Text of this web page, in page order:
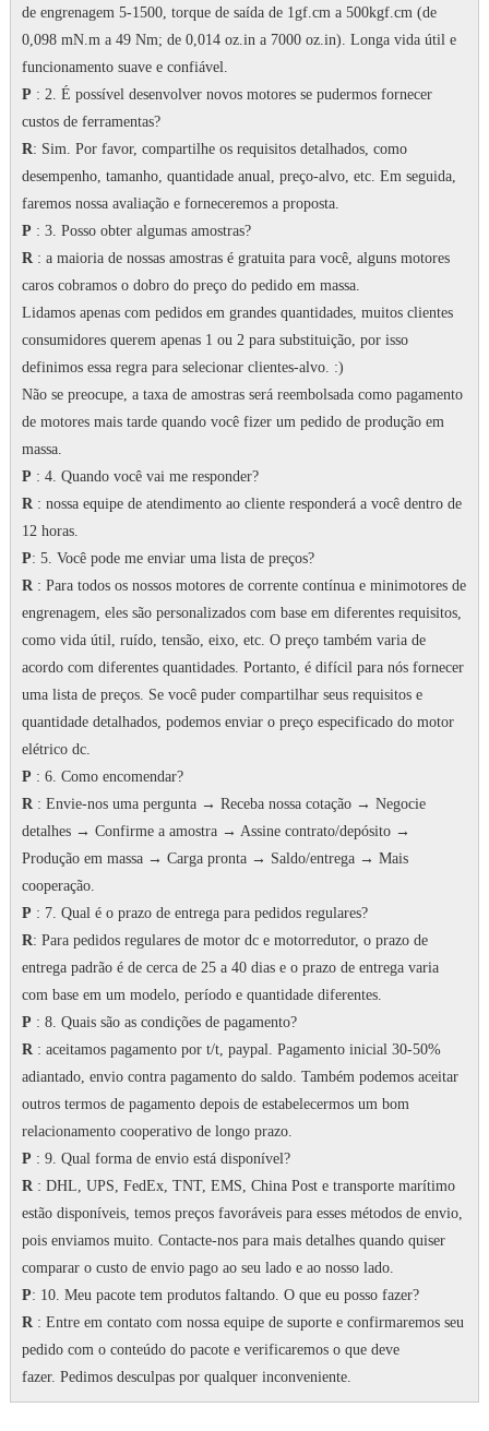
de engrenagem 5-1500, torque de saída de 1gf.cm a 500kgf.cm (de
0,098 mN.m a 49 Nm; de 0,014 oz.in a 7000 oz.in). Longa vida útil e
funcionamento suave e confiável.
P : 2. É possível desenvolver novos motores se pudermos fornecer
custos de ferramentas?
R: Sim. Por favor, compartilhe os requisitos detalhados, como
desempenho, tamanho, quantidade anual, preço-alvo, etc. Em seguida,
faremos nossa avaliação e forneceremos a proposta.
P : 3. Posso obter algumas amostras?
R: a maioria de nossas amostras é gratuita para você, alguns motores
caros cobramos o dobro do preço do pedido em massa.
Lidamos apenas com pedidos em grandes quantidades, muitos clientes
consumidores querem apenas 1 ou 2 para substituição, por isso
definimos essa regra para selecionar clientes-alvo. :)
Não se preocupe, a taxa de amostras será reembolsada como pagamento
de motores mais tarde quando você fizer um pedido de produção em
massa.
P : 4. Quando você vai me responder?
R: nossa equipe de atendimento ao cliente responderá a você dentro de
12 horas.
P: 5. Você pode me enviar uma lista de preços?
R: Para todos os nossos motores de corrente contínua e minimotores de
engrenagem, eles são personalizados com base em diferentes requisitos,
como vida útil, ruído, tensão, eixo, etc. O preço também varia de
acordo com diferentes quantidades. Portanto, é difícil para nós fornecer
uma lista de preços. Se você puder compartilhar seus requisitos e
quantidade detalhados, podemos enviar o preço especificado do motor
elétrico dc.
P : 6. Como encomendar?
R: Envie-nos uma pergunta → Receba nossa cotação → Negocie
detalhes → Confirme a amostra → Assine contrato/depósito →
Produção em massa → Carga pronta → Saldo/entrega → Mais
cooperação.
P : 7. Qual é o prazo de entrega para pedidos regulares?
R: Para pedidos regulares de motor dc e motorredutor, o prazo de
entrega padrão é de cerca de 25 a 40 dias e o prazo de entrega varia
com base em um modelo, período e quantidade diferentes.
P : 8. Quais são as condições de pagamento?
R: aceitamos pagamento por t/t, paypal. Pagamento inicial 30-50%
adiantado, envio contra pagamento do saldo. Também podemos aceitar
outros termos de pagamento depois de estabelecermos um bom
relacionamento cooperativo de longo prazo.
P : 9. Qual forma de envio está disponível?
R: DHL, UPS, FedEx, TNT, EMS, China Post e transporte marítimo
estão disponíveis, temos preços favoráveis para esses métodos de envio,
pois enviamos muito. Contacte-nos para mais detalhes quando quiser
comparar o custo de envio pago ao seu lado e ao nosso lado.
P: 10. Meu pacote tem produtos faltando. O que eu posso fazer?
R: Entre em contato com nossa equipe de suporte e confirmaremos seu
pedido com o conteúdo do pacote e verificaremos o que deve
fazer. Pedimos desculpas por qualquer inconveniente.